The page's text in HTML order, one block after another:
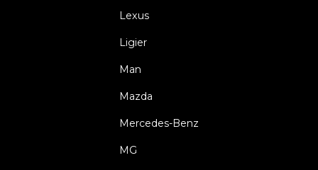
Lexus
Ligier
Man
Mazda
Mercedes-Benz
MG